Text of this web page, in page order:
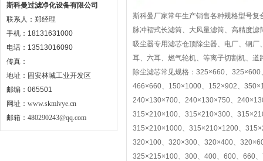
斯科曼过滤净化设备有限公司
联系人：郑经理
手机：18131631000
电话：13513016090
传真：
地址：固安林城工业开发区
邮编：065501
网址： www.skmlvye.cn
邮箱： 480290243@qq.com
斯科曼厂家常年生产销售各种规格型号复
脉冲褶式长滤筒、大风量滤筒、高精度
吸尘器专用滤芯仓顶除尘器、电厂、钢
耳、六耳、燃气轮机、等离子切割机、
除尘滤芯常见规格：325×660、
466×660、150×1000、152×902、
240×130×700、240×130×750、
315×210×100、315×210×300、
315×210×1000、315×210×1200、
320×100、320×300、320×400、
325×215×100、300、400、600、660